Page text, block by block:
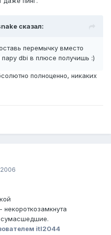
сказал:
перемычку вместо
dbi в плюсе получишь :)
полноценно, никаких
сумасшедшие.
itl2044